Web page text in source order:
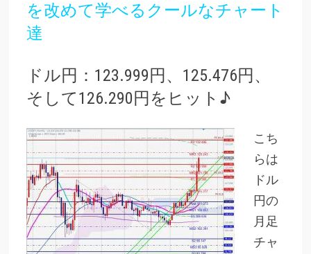
を改めて学べるクールなチャート
達
ドル円：123.999円、125.476円、
そして126.290円をヒット♪
こち
らは
ドル
円の
月足
チャ